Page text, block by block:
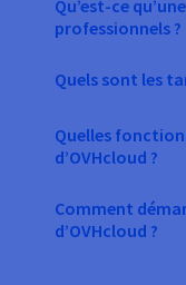
Qu’est-ce
professionnels ?
Quels sont les
Quelles
d’OVHcloud ?
Comment
d’OVHcloud ?